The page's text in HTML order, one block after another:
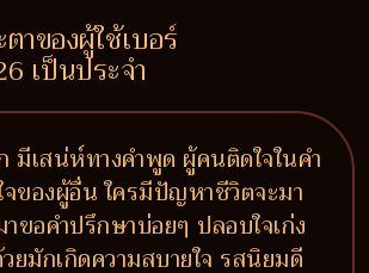
าของผู้ใช้เบอร์
เป็นประจำ
มีเสน่ห์ทางคำพูด ผู้คนติดใจในคำ
จของผู้อื่น ใครมีปัญหาชีวิตจะมา
ขอคำปรึกษาบ่อยๆ ปลอบใจเก่ง
ยมักเกิดความสบายใจ รสนิยมดี